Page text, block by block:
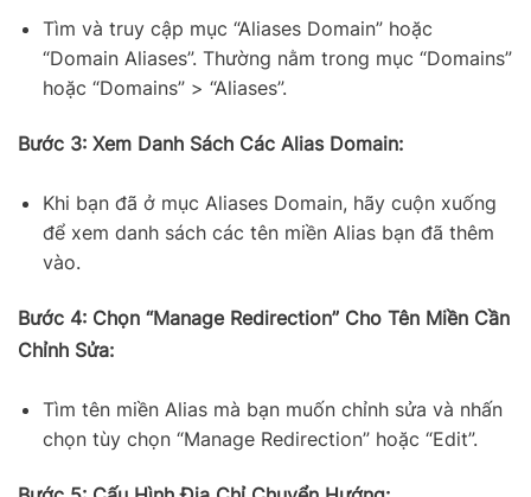
Tìm và truy cập mục “Aliases Domain” hoặc
“Domain Aliases”. Thường nằm trong mục “Domains”
hoặc “Domains” > “Aliases”.
Bước 3: Xem Danh Sách Các Alias Domain:
Khi bạn đã ở mục Aliases Domain, hãy cuộn xuống
để xem danh sách các tên miền Alias bạn đã thêm
vào.
Bước 4: Chọn “Manage Redirection” Cho Tên Miền Cần
Chỉnh Sửa:
Tìm tên miền Alias mà bạn muốn chỉnh sửa và nhấn
chọn tùy chọn “Manage Redirection” hoặc “Edit”.